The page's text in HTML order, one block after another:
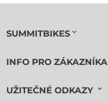
SUMMITBIKES
INFO PRO ZÁKAZNÍKA
UŽITEČNÉ ODKAZY